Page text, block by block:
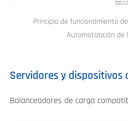
Principio de funcionamiento
Automatización de
Servidores y dispositivos
Balanceadores de carga